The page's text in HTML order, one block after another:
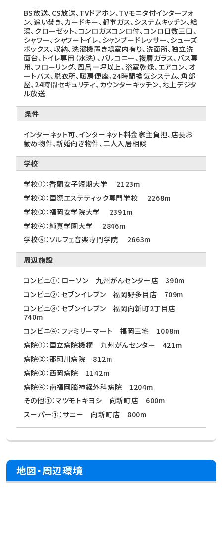
BS放送、CS放送、TVドアホン、TVモニタ付インターフォ
ン、追い焚き、カードキー、都市ガス、システムキッチン、給
湯、クローゼット、コンロガスコンロ付、コンロ口数三口、
シャワー、シャワートイレ、シャンプードレッサー、シューズ
ボックス、収納、洗濯機置き場室内有り、洗面所、独立洗
面台、トイレ専用（水洗）、バルコニー、複層ガラス、バス専
用、フローリング、風呂一坪以上、浴室乾燥、エアコン、オ
ートバス、脱衣所、暖房便座、24時間換気システム、角部
屋、24時間セキュリティ、カウンターキッチン、地上デジタ
ル放送
条件
インターネット可、インターネット料金家主負担、店長お
勧め物件、新婚向き物件、二人入居相談
学校
学校①：香蘭女子短期大学 2123m
学校②：国際エステティック専門学校 2268m
学校③：福岡女学院大学 2391m
学校④：純真学園大学 2846m
学校⑤：ソルフェ音楽専門学院 2663m
周辺施設
コンビニ①：ローソン 九州がんセンター店 390m
コンビニ②：セブンイレブン 福岡野多目店 709m
コンビニ③：セブンイレブン 福岡向新町2丁目店
740m
コンビニ④：ファミリーマート 福岡三宅 1008m
病院①：国立病院機構 九州がんセンター 421m
病院②：那珂川病院 812m
病院③：西岡病院 1142m
病院④：南福岡脳神経外科病院 1204m
その他①：マツモトキヨシ 向新町店 600m
スーパー①：サニー 向新町店 800m
地図・周辺環境